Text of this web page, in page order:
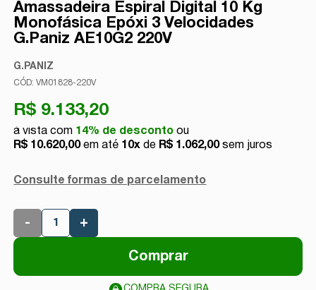
Amassadeira Espiral Digital 10 Kg
Monofásica Epóxi 3 Velocidades
G.Paniz AE10G2 220V
G.PANIZ
VM01828-220V
R$ 9.133,20
14% de desconto
R$ 10.620,00
10xde R$ 1.062,00sem juros
Consulte formas de parcelamento
- +
Comprar